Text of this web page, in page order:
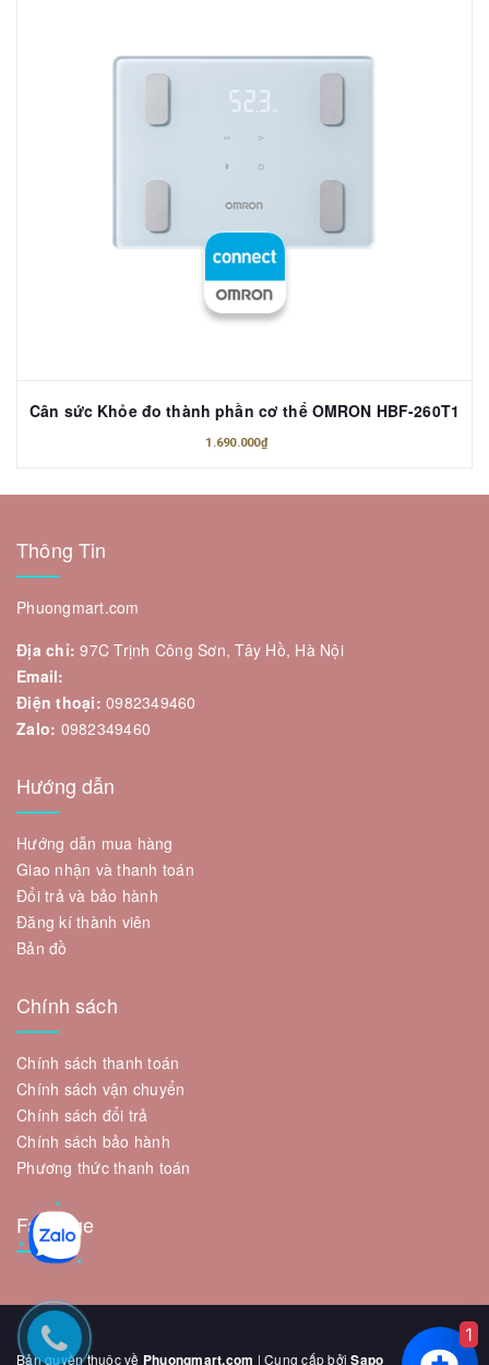
Cân sức Khỏe đo thành phần cơ thể OMRON HBF-260T1
1.690.000₫
Thông Tin
Phuongmart.com
Địa chỉ: 97C Trịnh Công Sơn, Tây Hồ, Hà Nội
Email:
Điện thoại: 0982349460
Zalo: 0982349460
Hướng dẫn
Hướng dẫn mua hàng
Giao nhận và thanh toán
Đổi trả và bảo hành
Đăng kí thành viên
Bản đồ
Chính sách
Chính sách thanh toán
Chính sách vận chuyển
Chính sách đổi trả
Chính sách bảo hành
Phương thức thanh toán
Fanpage
Bản quyền thuộc về Phuongmart.com | Cung cấp bởiSapo
1